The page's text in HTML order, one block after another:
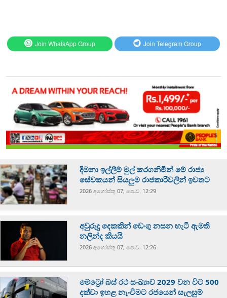
Join WhatsApp Group Join Telegram Group
දීමනා ඉල්ලීම් මුල් කරගනිමින් මේ රාජ්‍ය
සේවකයන් සියලුම රාජකාරිවලින් ඉවතට
2026 අගෝස්‍තු 07, පෙ.ව. 12:29
අවුරුදු දෙකකින් ඩෙංගු නසන හැටි ඇමති
නලින්ද කියයි
2026 අගෝස්‍තු 07, පෙ.ව. 12:26
මෙට්‍රෝ බස් රථ සංඛ්‍යාව 2029 වන විට 500
දක්වා ඉහළ නැංවීමට රජයෙන් සැලසුම්